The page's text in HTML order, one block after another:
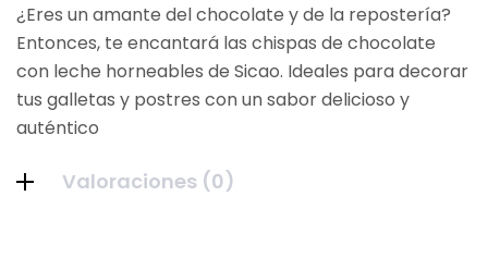
¿Eres un amante del chocolate y de la repostería?
Entonces, te encantará las chispas de chocolate
con leche horneables de Sicao. Ideales para decorar
tus galletas y postres con un sabor delicioso y
auténtico
Valoraciones (0)